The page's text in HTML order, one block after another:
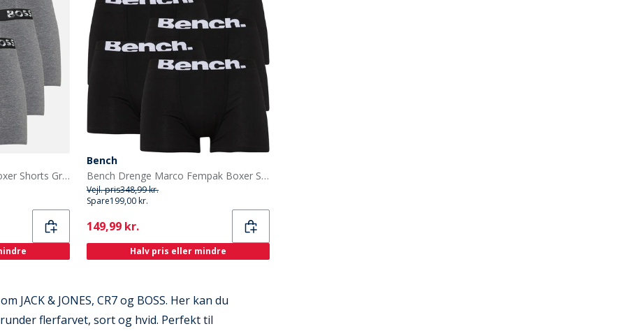
BOSS Drenge Tre Pak Boxer Shorts Grå Melange
Bench
Bench Drenge Marco Fempak Boxer Sort
Vejl. pris348,99 kr.
Spare199,00 kr.
Current
149,99 kr.
Halv pris eller mindre
& JONES, CR7 og BOSS. Her kan du
flerfarvet, sort og hvid. Perfekt til